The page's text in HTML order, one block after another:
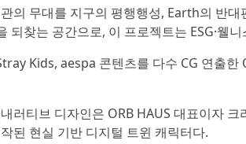
의 무대를 지구의 평행행성, Earth의 반
되찾는 공간으로, 이 프로젝트는 ESG·웰
Kids, aespa 콘텐츠를 다수 CG 연출
러티브 디자인은 ORB HAUS 대표이자
된 현실 기반 디지털 트윈 캐릭터다.